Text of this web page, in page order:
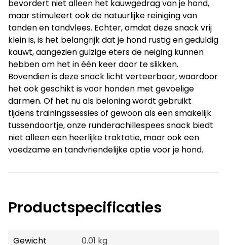
bevordert niet alleen het kauwgedrag van je hond,
maar stimuleert ook de natuurlijke reiniging van
tanden en tandvlees. Echter, omdat deze snack vrij
klein is, is het belangrijk dat je hond rustig en geduldig
kauwt, aangezien gulzige eters de neiging kunnen
hebben om het in één keer door te slikken.
Bovendien is deze snack licht verteerbaar, waardoor
het ook geschikt is voor honden met gevoelige
darmen. Of het nu als beloning wordt gebruikt
tijdens trainingssessies of gewoon als een smakelijk
tussendoortje, onze runderachillespees snack biedt
niet alleen een heerlijke traktatie, maar ook een
voedzame en tandvriendelijke optie voor je hond.
Productspecificaties
Gewicht
0.01 kg